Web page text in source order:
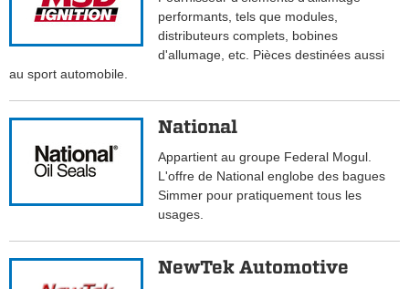
performants, tels que modules,
distributeurs complets, bobines
d'allumage, etc. Pièces destinées aussi
au sport automobile.
National
Appartient au groupe Federal Mogul.
L'offre de National englobe des bagues
Simmer pour pratiquement tous les
usages.
NewTek Automotive